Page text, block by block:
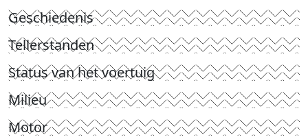
Geschiedenis
Tellerstanden
Status van het voertuig
Milieu
Motor